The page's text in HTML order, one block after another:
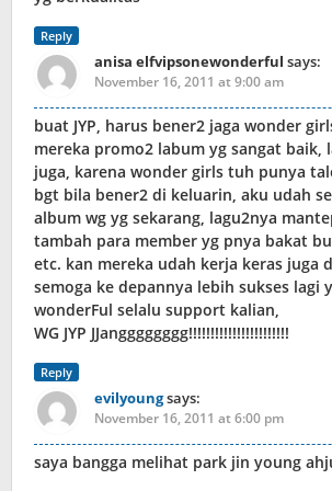
Reply
anisa elfvipsonewonderful says:
November 16, 2011 at 9:00 am
buat JYP, harus bener2 jaga wonder
mereka promo2 labum yg sangat baik,
juga, karena wonder girls tuh punya
bgt bila bener2 di keluarin, aku udah
album wg yg sekarang, lagu2nya
tambah para member yg pnya bakat
etc. kan mereka udah kerja keras juga
semoga ke depannya lebih sukses lagi
wonderFul selalu support kalian,
WG JYP JJangggggggg!!!!!!!!!!!!!!!!!!!!!!!
Reply
evilyoungsays:
November 16, 2011 at 6:00 pm
saya bangga melihat park jin young